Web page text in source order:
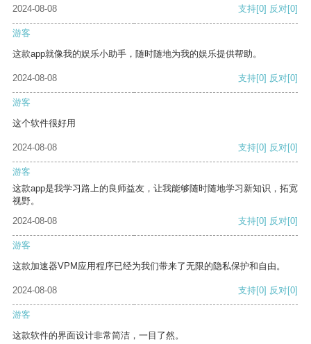
2024-08-08
支持[0] 反对[0]
游客
这款app就像我的娱乐小助手，随时随地为我的娱乐提供帮助。
2024-08-08 支持[0] 反对[0]
游客
这个软件很好用
2024-08-08 支持[0] 反对[0]
游客
这款app是我学习路上的良师益友，让我能够随时随地学习新知识，拓宽
视野。
2024-08-08
支持[0] 反对[0]
游客
这款加速器VPM应用程序已经为我们带来了无限的隐私保护和自由。
2024-08-08 支持[0] 反对[0]
游客
这款软件的界面设计非常简洁，一目了然。